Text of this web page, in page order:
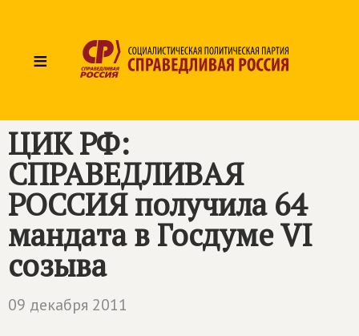
≡
ЦИК РФ:
СПРАВЕДЛИВАЯ
РОССИЯ получила 64
мандата в Госдуме VI
созыва
09 декабря 2011